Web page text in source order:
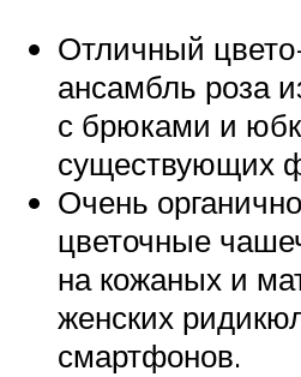
Отличный
ансамбль роза
с брюками и
существующих
Очень
цветочные
на кожаных и
женских
смартфонов.